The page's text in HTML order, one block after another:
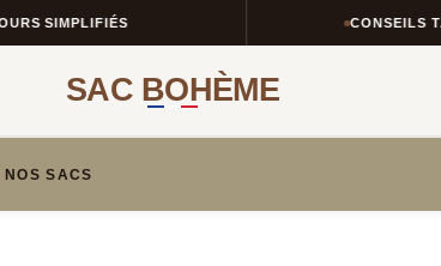
CONSEILS TAILLE
SAC BOHÈME
NOS SACS